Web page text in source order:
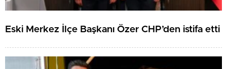
Eski Merkez İlçe Başkanı Özer CHP’den istifa etti